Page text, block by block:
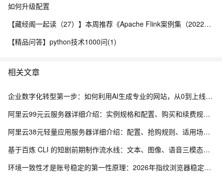
如何升级配置
【藏经阁一起读（27）】本周推荐《Apache Flink案例集（2022版）》，你有哪些心得？
【精品问答】python技术1000问(1)
相关文章
企业数字化转型第一步：如何利用AI生成专业的网站，从0到上线的完整实操指南
阿里云99元云服务器详细介绍：实例规格和配置、购买和续费规则、适用场景解析
阿里云38元轻量应用服务器详细介绍：配置、抢购规则、适用场景与选购攻略
基于百炼 CLI 的短剧前期制作流水线：文本、图像、语音三模态协同实践
环境一致性才是账号稳定的第一性原理：2026年指纹浏览器稳定性技术拆解